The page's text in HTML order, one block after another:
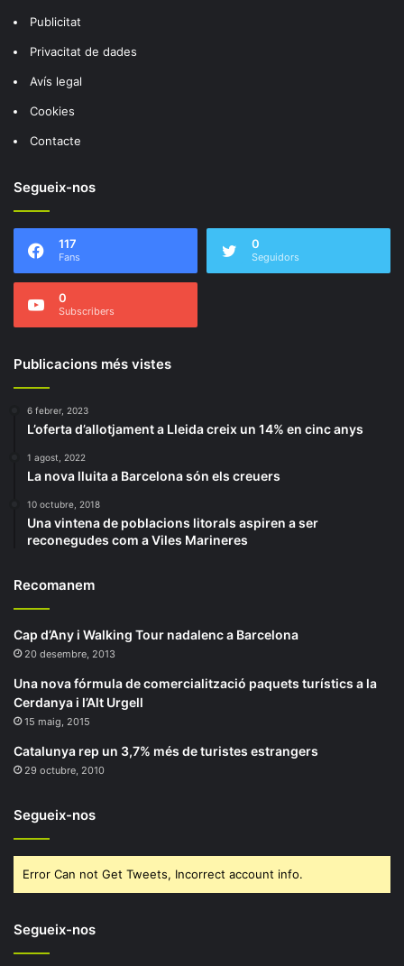
Publicitat
Privacitat de dades
Avís legal
Cookies
Contacte
Segueix-nos
117
Fans
0
Seguidors
0
Subscribers
Publicacions més vistes
6 febrer, 2023
L’oferta d’allotjament a Lleida creix un 14% en cinc anys
1 agost, 2022
La nova lluita a Barcelona són els creuers
10 octubre, 2018
Una vintena de poblacions litorals aspiren a ser
reconegudes com a Viles Marineres
Recomanem
Cap d’Any i Walking Tour nadalenc a Barcelona
20 desembre, 2013
Una nova fórmula de comercialització paquets turístics a la
Cerdanya i l’Alt Urgell
15 maig, 2015
Catalunya rep un 3,7% més de turistes estrangers
29 octubre, 2010
Segueix-nos
Error Can not Get Tweets, Incorrect account info.
Segueix-nos